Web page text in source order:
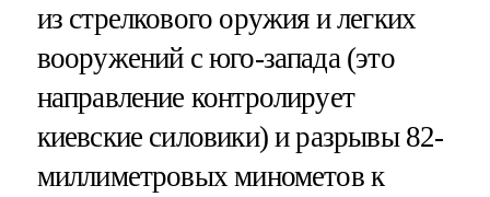
из стрелкового оружия и легких
вооружений с юго-запада (это
направление контролирует
киевские силовики) и разрывы 82-
миллиметровых минометов к